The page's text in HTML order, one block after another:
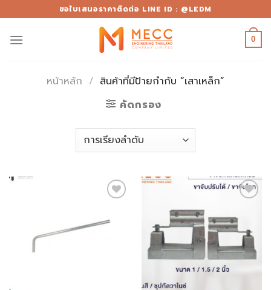
to
content
ขอใบเสนอราคาติดต่อ LINE ID : @LEDM
0
หน้าหลัก / สินค้าที่มีป้ายกำกับ “เสาเหล็ก”
คัดกรอง
Add to Add to
wishlist